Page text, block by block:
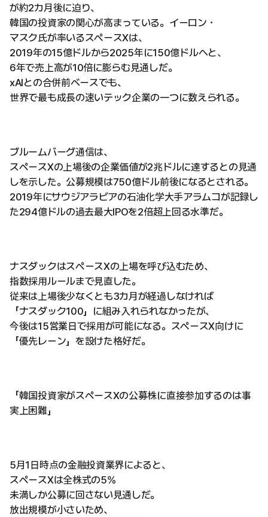
が約2カ月後に迫り、
韓国の投資家の関心が高まっている。イーロン・
マスク氏が率いるスペースXは、
2019年の15億ドルから2025年に150億ドルへと、
6年で売上高が10倍に膨らむ見通しだ。
xAIとの合併前ベースでも、
世界で最も成長の速いテック企業の一つに数えられる。
ブルームバーグ通信は、
スペースXの上場後の企業価値が2兆ドルに達するとの見通
しを示した。公募規模は750億ドル前後になるとされる。
2019年にサウジアラビアの石油化学大手アラムコが記録し
た294億ドルの過去最大IPOを2倍超上回る水準だ。
ナスダックはスペースXの上場を呼び込むため、
指数採用ルールまで見直した。
従来は上場後少なくとも3カ月が経過しなければ
「ナスダック100」に組み入れられなかったが、
今後は15営業日で採用が可能になる。スペースX向けに
「優先レーン」を設けた格好だ。
「韓国投資家がスペースXの公募株に直接参加するのは事
実上困難」
5月1日時点の金融投資業界によると、
スペースXは全株式の5%
未満しか公募に回さない見通しだ。
放出規模が小さいため、